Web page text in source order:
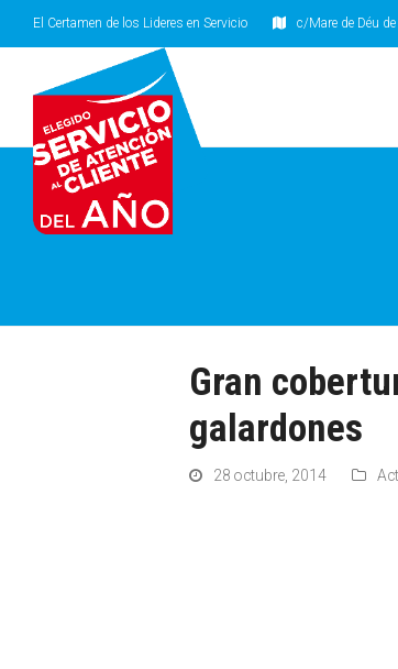
El Certamen de los Lideres en Servicio c/Mare de Déu
Gran
galardones
28 octubre, 2014